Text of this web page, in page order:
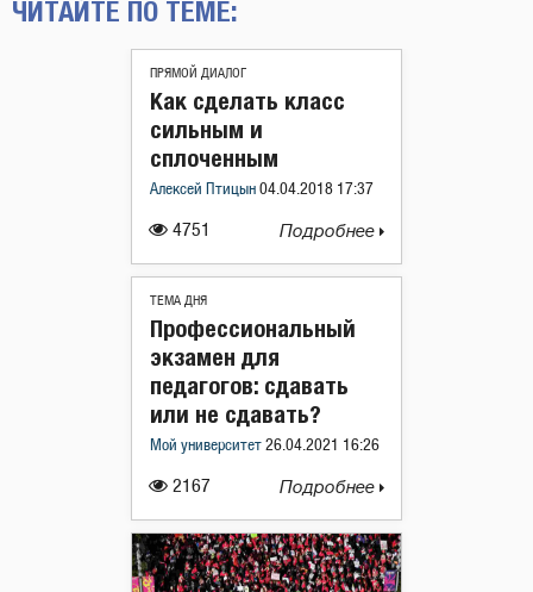
ЧИТАЙТЕ ПО ТЕМЕ:
ПРЯМОЙ ДИАЛОГ
4751
Как сделать класс
сильным и
сплоченным
Алексей Птицын 04.04.2018 17:37
Подробнее
ТЕМА ДНЯ
2167
Профессиональный
экзамен для
педагогов: сдавать
или не сдавать?
Мой университет 26.04.2021 16:26
Подробнее